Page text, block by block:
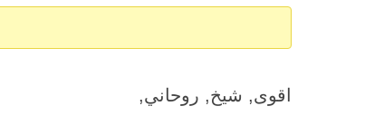
-
هنا:
اقوى, شيخ, روحاني,